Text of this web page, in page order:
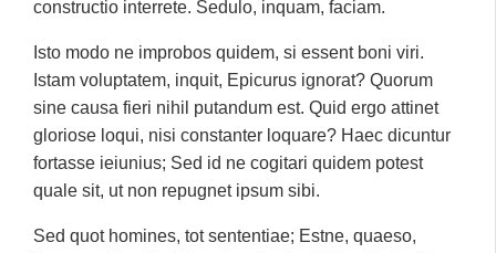
constructio interrete. Sedulo, inquam, faciam.
Isto modo ne improbos quidem, si essent boni viri.
Istam voluptatem, inquit, Epicurus ignorat? Quorum
sine causa fieri nihil putandum est. Quid ergo attinet
gloriose loqui, nisi constanter loquare? Haec dicuntur
fortasse ieiunius; Sed id ne cogitari quidem potest
quale sit, ut non repugnet ipsum sibi.
Sed quot homines, tot sententiae; Estne, quaeso,